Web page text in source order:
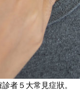
者５大常見症狀。